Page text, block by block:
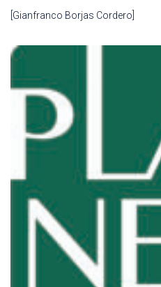
[Gianfranco Borjas Cordero]